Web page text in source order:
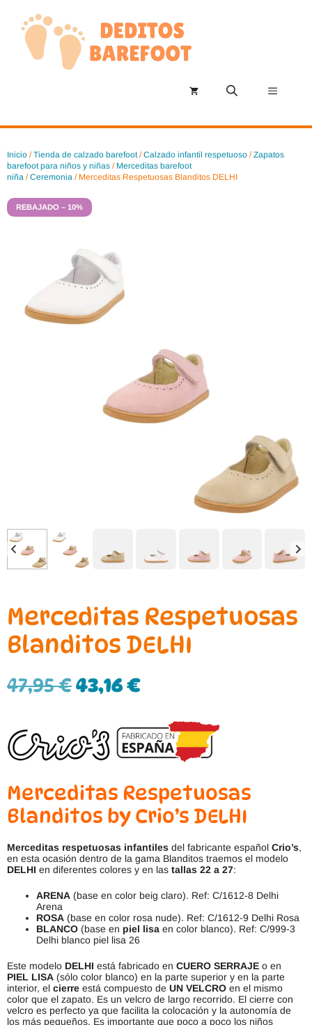
contenido
Menú
Inicio /Tienda de calzado barefoot/Calzado infantil respetuoso /Zapatos
barefoot para niños y niñas / Merceditas barefoot
niña /Ceremonia / Merceditas Respetuosas Blanditos DELHI
REBAJADO – 10%
Merceditas Respetuosas
Blanditos DELHI
47,95€43,16€
Merceditas Respetuosas
Blanditos by Crio’s DELHI
Merceditas respetuosas infantiles del fabricante español Crio’s,
en esta ocasión dentro de la gama Blanditos traemos el modelo
DELHI en diferentes colores y en las tallas 22 a 27:
ARENA (base en color beig claro). Ref: C/1612-8 Delhi
Arena
ROSA (base en color rosa nude). Ref: C/1612-9 Delhi Rosa
BLANCO (base en piel lisa en color blanco). Ref: C/999-3
Delhi blanco piel lisa 26
Este modelo DELHI está fabricado en CUERO SERRAJE o en
PIEL LISA (sólo color blanco) en la parte superior y en la parte
interior, el cierre está compuesto de UN VELCRO en el mismo
color que el zapato. Es un velcro de largo recorrido. El cierre con
velcro es perfecto ya que facilita la colocación y la autonomía de
los más pequeños. Es importante que poco a poco los niños